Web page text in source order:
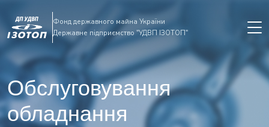
Фонд державного майна України
Державне підприємство "УДВП ІЗОТОП"
Обслуговування
обладнання